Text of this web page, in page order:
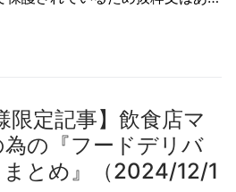
限定記事】飲食店マ
の『フードデリバ
まとめ』（2024/12/1